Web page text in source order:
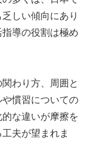
しい傾向にあり
導の役割は極め
わり方、周囲と
慣習についての
な違いが摩擦を
夫が望まれま